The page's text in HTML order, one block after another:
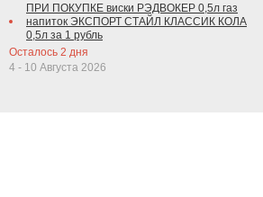
ПРИ ПОКУПКЕ виски РЭДВОКЕР 0,5л газ
напиток ЭКСПОРТ СТАЙЛ КЛАССИК КОЛА
0,5л за 1 рубль
Осталось 2 дня
4 - 10 Августа 2026